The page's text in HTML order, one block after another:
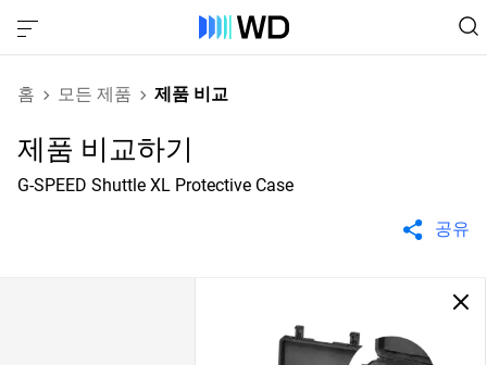
홈 모든 제품 제품 비교
제품 비교하기
G-SPEED Shuttle XL Protective Case
공유